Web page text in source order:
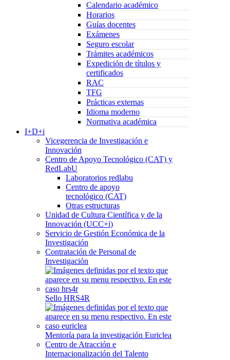
Calendario académico
Horarios
Guías docentes
Exámenes
Seguro escolar
Trámites académicos
Expedición de títulos y
certificados
RAC
TFG
Prácticas externas
Idioma moderno
Normativa académica
I+D+i
Vicegerencia de Investigación e
Innovación
Centro de Apoyo Tecnológico (CAT) y
RedLabU
Laboratorios redlabu
Centro de apoyo
tecnológico (CAT)
Otras estructuras
Unidad de Cultura Científica y de la
Innovación (UCC+i)
Servicio de Gestión Económica de la
Investigación
Contratación de Personal de
Investigación
Sello HRS4R
Mentoría para la investigación Euriclea
Centro de Atracción e
Internacionalización del Talento